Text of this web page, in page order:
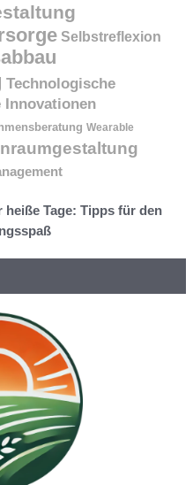
Selbstreflexion
Technologische
Innovationen
Wearable
Tage: Tipps für den